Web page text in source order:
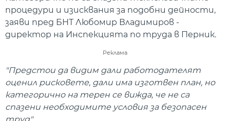
процедури и изисквания за подобни дейности,
заяви пред БНТ Любомир Владимиров -
директор на Инспекцията по труда в Перник.
Реклама
"Предстои да видим дали работодателят
оценил рисковете, дали има изготвен план, но
категорично на терен се вижда, че не са
спазени необходимите условия за безопасен